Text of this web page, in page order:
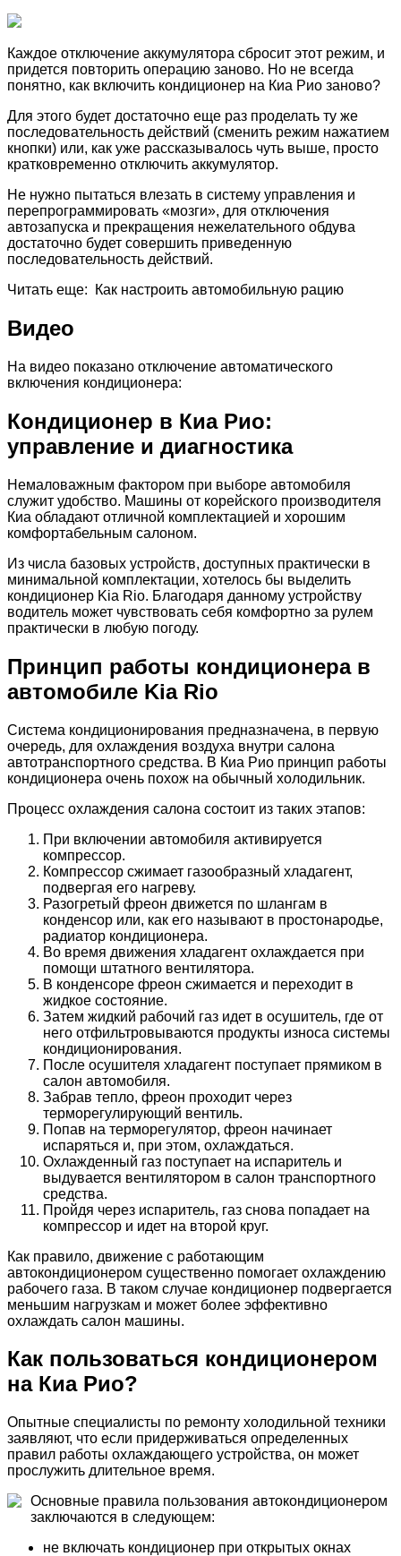
Каждое отключение аккумулятора сбросит этот режим, и
придется повторить операцию заново. Но не всегда
понятно, как включить кондиционер на Киа Рио заново?
Для этого будет достаточно еще раз проделать ту же
последовательность действий (сменить режим нажатием
кнопки) или, как уже рассказывалось чуть выше, просто
кратковременно отключить аккумулятор.
Не нужно пытаться влезать в систему управления и
перепрограммировать «мозги», для отключения
автозапуска и прекращения нежелательного обдува
достаточно будет совершить приведенную
последовательность действий.
Читать еще: Как настроить автомобильную рацию
Видео
На видео показано отключение автоматического
включения кондиционера:
Кондиционер в Киа Рио:
управление и диагностика
Немаловажным фактором при выборе автомобиля
служит удобство. Машины от корейского производителя
Киа обладают отличной комплектацией и хорошим
комфортабельным салоном.
Из числа базовых устройств, доступных практически в
минимальной комплектации, хотелось бы выделить
кондиционер Kia Rio. Благодаря данному устройству
водитель может чувствовать себя комфортно за рулем
практически в любую погоду.
Принцип работы кондиционера в
автомобиле Kia Rio
Система кондиционирования предназначена, в первую
очередь, для охлаждения воздуха внутри салона
автотранспортного средства. В Киа Рио принцип работы
кондиционера очень похож на обычный холодильник.
Процесс охлаждения салона состоит из таких этапов:
При включении автомобиля активируется
компрессор.
Компрессор сжимает газообразный хладагент,
подвергая его нагреву.
Разогретый фреон движется по шлангам в
конденсор или, как его называют в простонародье,
радиатор кондиционера.
Во время движения хладагент охлаждается при
помощи штатного вентилятора.
В конденсоре фреон сжимается и переходит в
жидкое состояние.
Затем жидкий рабочий газ идет в осушитель, где от
него отфильтровываются продукты износа системы
кондиционирования.
После осушителя хладагент поступает прямиком в
салон автомобиля.
Забрав тепло, фреон проходит через
терморегулирующий вентиль.
Попав на терморегулятор, фреон начинает
испаряться и, при этом, охлаждаться.
Охлажденный газ поступает на испаритель и
выдувается вентилятором в салон транспортного
средства.
Пройдя через испаритель, газ снова попадает на
компрессор и идет на второй круг.
Как правило, движение с работающим
автокондиционером существенно помогает охлаждению
рабочего газа. В таком случае кондиционер подвергается
меньшим нагрузкам и может более эффективно
охлаждать салон машины.
Как пользоваться кондиционером
на Киа Рио?
Опытные специалисты по ремонту холодильной техники
заявляют, что если придерживаться определенных
правил работы охлаждающего устройства, он может
прослужить длительное время.
Основные правила пользования автокондиционером
заключаются в следующем:
не включать кондиционер при открытых окнах